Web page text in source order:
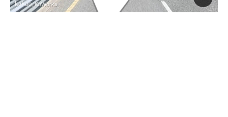
, KnWorks